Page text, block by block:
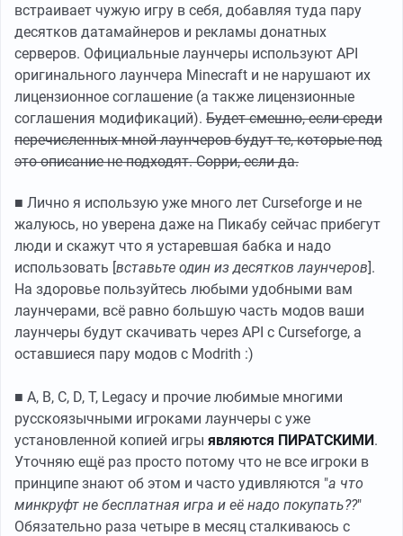
встраивает чужую игру в себя, добавляя туда пару
десятков датамайнеров и рекламы донатных
серверов. Официальные лаунчеры используют API
оригинального лаунчера Minecraft и не нарушают их
лицензионное соглашение (а также лицензионные
соглашения модификаций). Будет смешно, если среди
перечисленных мной лаунчеров будут те, которые под
это описание не подходят. Сорри, если да.
■ Лично я использую уже много лет Curseforge и не
жалуюсь, но уверена даже на Пикабу сейчас прибегут
люди и скажут что я устаревшая бабка и надо
использовать [вставьте один из десятков лаунчеров].
На здоровье пользуйтесь любыми удобными вам
лаунчерами, всё равно большую часть модов ваши
лаунчеры будут скачивать через API с Curseforge, а
оставшиеся пару модов с Modrith :)
■ A, B, C, D, Т, Legacy и прочие любимые многими
русскоязычными игроками лаунчеры с уже
установленной копией игры являются ПИРАТСКИМИ.
Уточняю ещё раз просто потому что не все игроки в
принципе знают об этом и часто удивляются "а что
минкруфт не бесплатная игра и её надо покупать??"
Обязательно раза четыре в месяц сталкиваюсь с